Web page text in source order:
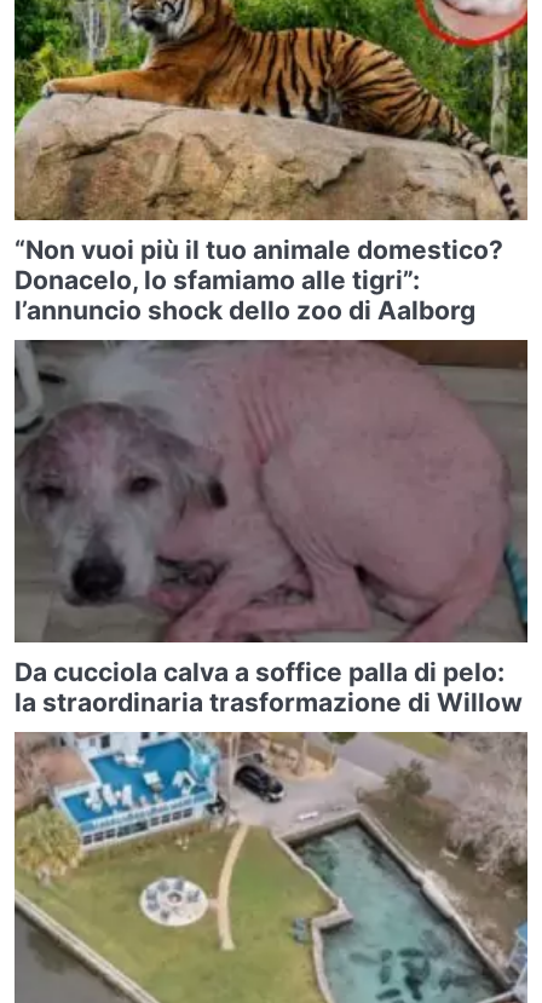
“Non vuoi più il tuo animale domestico?
Donacelo, lo sfamiamo alle tigri”:
l’annuncio shock dello zoo di Aalborg
Da cucciola calva a soffice palla di pelo:
la straordinaria trasformazione di Willow